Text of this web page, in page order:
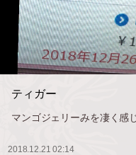
ティガー
マンゴジェリーみを凄く感
2018.12.21 02:14